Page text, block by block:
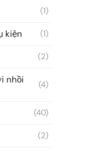
(1)
kiện (1)
(2)
nhồi
(4)
(40)
(2)